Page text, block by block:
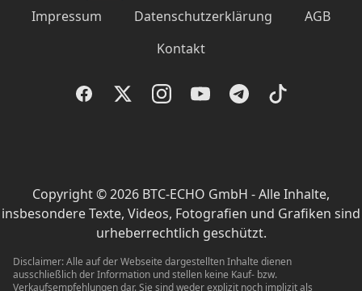
Impressum Datenschutzerklärung
AGB
Kontakt
FacebookTwitterInstagramYouTubeTelegram
TikTok
Copyright © 2026 BTC-ECHO GmbH - Alle Inhalte,
insbesondere Texte, Videos, Fotografien und Grafiken sind
urheberrechtlich geschützt.
Disclaimer: Alle auf der Webseite dargestellten Inhalte dienen
ausschließlich der Information und stellen keine Kauf- bzw.
Verkaufsempfehlungen dar. Sie sind weder explizit noch implizit als